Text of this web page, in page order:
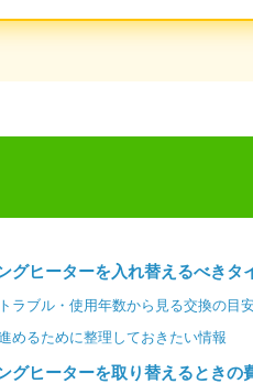
グヒーターを入れ替えるべきタ
ラブル・使用年数から見る交換の目
めるために整理しておきたい情報
グヒーターを取り替えるときの